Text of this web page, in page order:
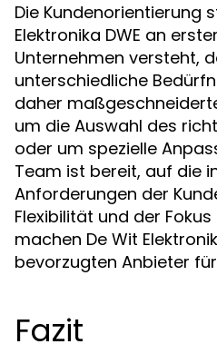
Die Kundenorientierung
Elektronika DWE an
Unternehmen versteht,
unterschiedliche
daher
um die Auswahl des
oder um spezielle
Team ist bereit, auf die
Anforderungen der
Flexibilität und der
machen De Wit
bevorzugten Anbieter
Fazit